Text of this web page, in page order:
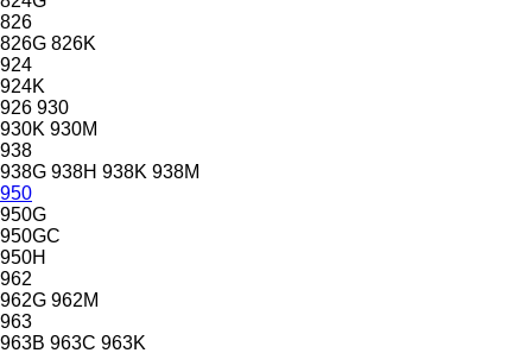
826
826G 826K
924
924K
926 930
930K 930M
938
938G 938H 938K 938M
950
950G
950GC
950H
962
962G 962M
963
963B 963C 963K